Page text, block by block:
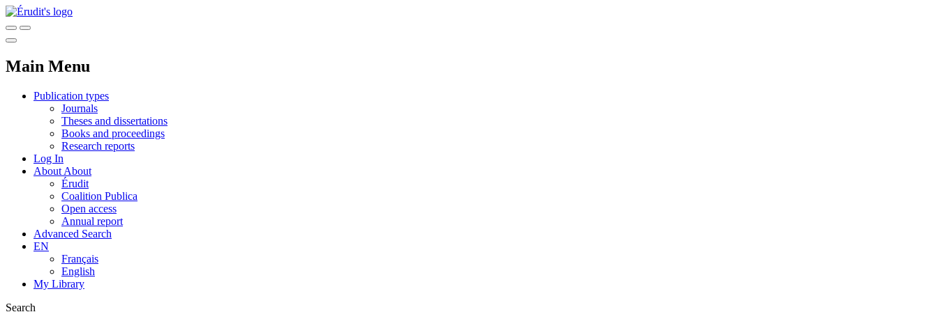
Main Menu
Publication types
Journals
Theses and dissertations
Books and proceedings
Research reports
Log In
About About
Érudit
Coalition Publica
Open access
Annual report
Advanced Search
EN
Français
English
My Library
Search